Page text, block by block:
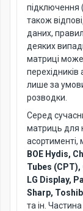
підключення
також
даних,
деяких
матриці
лише за
розводки.
Серед
матриць для
асортименті,
BOE Hydis,
Tubes (CPT),
LG Display,
Sharp,
та ін.